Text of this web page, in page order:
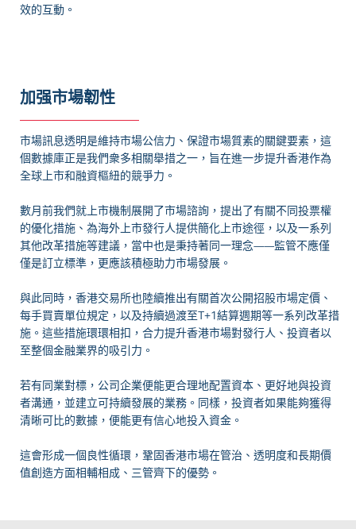
效的互動。
加强市場韌性
市場訊息透明是維持市場公信力、保證市場質素的關鍵要素，這
個數據庫正是我們衆多相關舉措之一，旨在進一步提升香港作為
全球上市和融資樞紐的競爭力。
數月前我們就上市機制展開了市場諮詢，提出了有關不同投票權
的優化措施、為海外上市發行人提供簡化上市途徑，以及一系列
其他改革措施等建議，當中也是秉持著同一理念——監管不應僅
僅是訂立標準，更應該積極助力市場發展。
與此同時，香港交易所也陸續推出有關首次公開招股市場定價、
每手買賣單位規定，以及持續過渡至T+1結算週期等一系列改革措
施。這些措施環環相扣，合力提升香港市場對發行人、投資者以
至整個金融業界的吸引力。
若有同業對標，公司企業便能更合理地配置資本、更好地與投資
者溝通，並建立可持續發展的業務。同樣，投資者如果能夠獲得
清晰可比的數據，便能更有信心地投入資金。
這會形成一個良性循環，鞏固香港市場在管治、透明度和長期價
值創造方面相輔相成、三管齊下的優勢。